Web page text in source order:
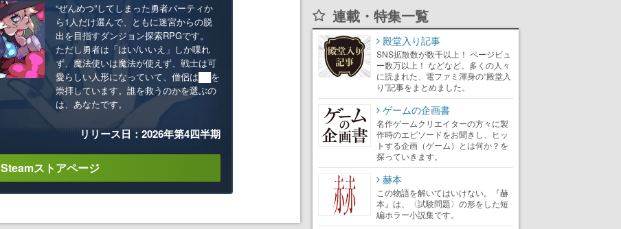
“ぜんめつ”してしまった勇者パーティか
ら1人だけ選んで、ともに迷宮からの脱
出を目指すダンジョン探索RPGです。
ただし勇者は「はい/いいえ」しか喋れ
ず、魔法使いは魔法が使えず、戦士は可
愛らしい人形になっていて、僧侶は██を
崇拝しています。誰を救うのかを選ぶの
は、あなたです。
リリース日：2026年第4四半期
Steamストアページ
連載・特集一覧
殿堂入り記事
SNS拡散数が数千以上！ ページビュ
ー数万以上！ などなど。多くの人々
に読まれた、電ファミ渾身の“殿堂入
り”記事をまとめました。
ゲームの企画書
名作ゲームクリエイターの方々に製
作時のエピソードをお聞きし、ヒッ
トする企画（ゲーム）とは何か？を
探っていきます。
赫本
この物語を解いてはいけない。『赫
本』は、〈試験問題〉の形をした短
編ホラー小説集です。